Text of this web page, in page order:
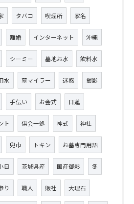
タバコ 喫煙所 家名
離婚 インターネット 沖縄
シーミー 墓地お水 飲料水
水 墓マイラー 迷惑 撮影
手伝い お会式 日蓮
ト 倶会一処 神式 神社
兜巾 トキン お墓専門用語
目 茨城県産 国産御影 冬
り 職人 販社 大理石